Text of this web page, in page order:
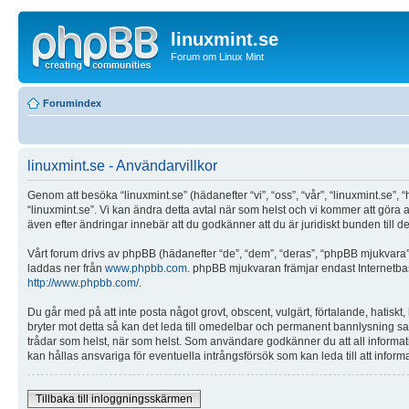
linuxmint.se
Forum om Linux Mint
Forumindex
linuxmint.se - Användarvillkor
Genom att besöka “linuxmint.se” (hädanefter “vi”, “oss”, “vår”,
“linuxmint.se”. Vi kan ändra detta avtal när som helst och vi kommer att
även efter ändringar innebär att du godkänner att du är juridiskt bunden till
Vårt forum drivs av phpBB (hädanefter “de”, “dem”, “deras”, “phpBB
laddas ner från www.phpbb.com . phpBB mjukvaran främjar endast
http://www.phpbb.com/.
Du går med på att inte posta något grovt, obscent, vulgärt, förtalande,
bryter mot detta så kan det leda till omedelbar och permanent bannlysning
trådar som helst, när som helst. Som användare godkänner du att all
kan hållas ansvariga för eventuella intrångsförsök som kan leda till att
Tillbaka till inloggningsskärmen